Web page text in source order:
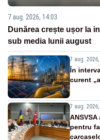
7 aug. 2026, 14:03
Dunărea crește ușor la
sub media lunii august
7 aug. 2026,
În
curent
7 aug. 2026,
pentru